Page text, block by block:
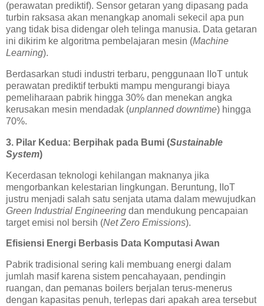
(perawatan prediktif). Sensor getaran yang dipasang pada
turbin raksasa akan menangkap anomali sekecil apa pun
yang tidak bisa didengar oleh telinga manusia. Data getaran
ini dikirim ke algoritma pembelajaran mesin (Machine
Learning).
Berdasarkan studi industri terbaru, penggunaan IIoT untuk
perawatan prediktif terbukti mampu mengurangi biaya
pemeliharaan pabrik hingga 30% dan menekan angka
kerusakan mesin mendadak (unplanned downtime) hingga
70%.
3. Pilar Kedua: Berpihak pada Bumi (Sustainable
System)
Kecerdasan teknologi kehilangan maknanya jika
mengorbankan kelestarian lingkungan. Beruntung, IIoT
justru menjadi salah satu senjata utama dalam mewujudkan
Green Industrial Engineering dan mendukung pencapaian
target emisi nol bersih (Net Zero Emissions).
Efisiensi Energi Berbasis Data Komputasi Awan
Pabrik tradisional sering kali membuang energi dalam
jumlah masif karena sistem pencahayaan, pendingin
ruangan, dan pemanas boilers berjalan terus-menerus
dengan kapasitas penuh, terlepas dari apakah area tersebut